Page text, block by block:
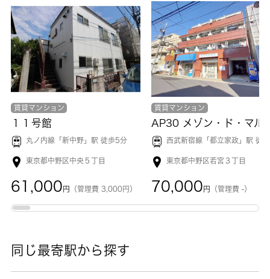
賃貸マンション
１１号館
丸ノ内線「 新中野」駅 徒歩5分
東京都中野区中央５丁目
61,000 円 （管理費 3,000円）
賃貸マンション
西武新宿線「都立家政 」駅 徒歩4
東京都中野区若宮３丁目
70,000 円 （管理費 -）
同じ最寄駅から探す